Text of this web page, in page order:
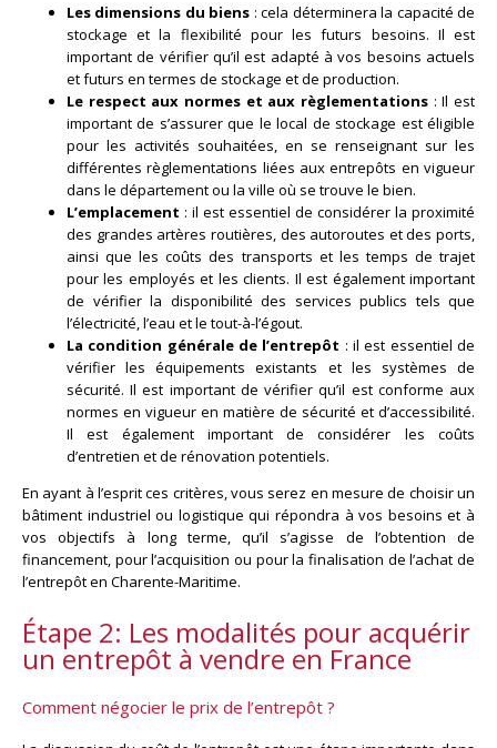
Les dimensions du biens : cela déterminera la capacité de
stockage et la flexibilité pour les futurs besoins. Il est
important de vérifier qu’il est adapté à vos besoins actuels
et futurs en termes de stockage et de production.
Le respect aux normes et aux règlementations : Il est
important de s’assurer que le local de stockage est éligible
pour les activités souhaitées, en se renseignant sur les
différentes règlementations liées aux entrepôts en vigueur
dans le département ou la ville où se trouve le bien.
L’emplacement : il est essentiel de considérer la proximité
des grandes artères routières, des autoroutes et des ports,
ainsi que les coûts des transports et les temps de trajet
pour les employés et les clients. Il est également important
de vérifier la disponibilité des services publics tels que
l’électricité, l’eau et le tout-à-l’égout.
La condition générale de l’entrepôt : il est essentiel de
vérifier les équipements existants et les systèmes de
sécurité. Il est important de vérifier qu’il est conforme aux
normes en vigueur en matière de sécurité et d’accessibilité.
Il est également important de considérer les coûts
d’entretien et de rénovation potentiels.
En ayant à l’esprit ces critères, vous serez en mesure de choisir un
bâtiment industriel ou logistique qui répondra à vos besoins et à
vos objectifs à long terme, qu’il s’agisse de l’obtention de
financement, pour l’acquisition ou pour la finalisation de l’achat de
l’entrepôt en Charente-Maritime.
Étape 2: Les modalités pour acquérir
un entrepôt à vendre en France
Comment négocier le prix de l’entrepôt ?